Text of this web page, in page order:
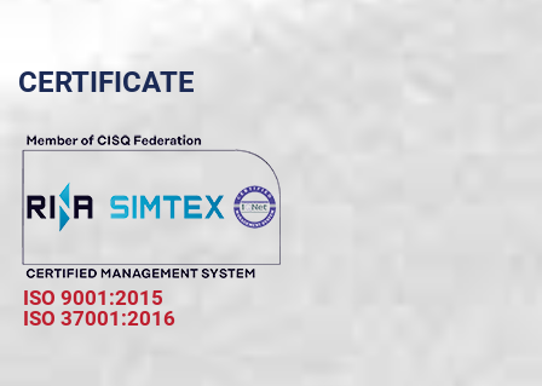
CERTIFICATE
ISO 9001:2015
ISO 37001:2016